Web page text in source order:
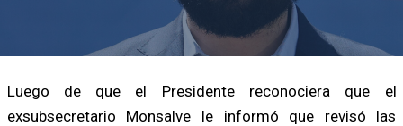
Luego de que el Presidente reconociera que el
exsubsecretario Monsalve le informó que revisó las